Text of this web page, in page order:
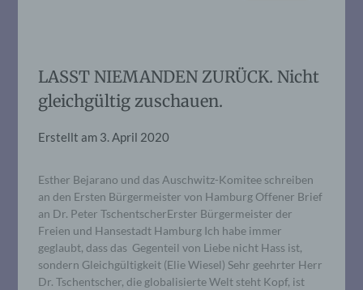
LASST NIEMANDEN ZURÜCK. Nicht
gleichgültig zuschauen.
Erstellt am 3. April 2020
Esther Bejarano und das Auschwitz-Komitee schreiben
an den Ersten Bürgermeister von Hamburg Offener Brief
an Dr. Peter TschentscherErster Bürgermeister der
Freien und Hansestadt Hamburg Ich habe immer
geglaubt, dass das Gegenteil von Liebe nicht Hass ist,
sondern Gleichgültigkeit (Elie Wiesel) Sehr geehrter Herr
Dr. Tschentscher, die globalisierte Welt steht Kopf, ist